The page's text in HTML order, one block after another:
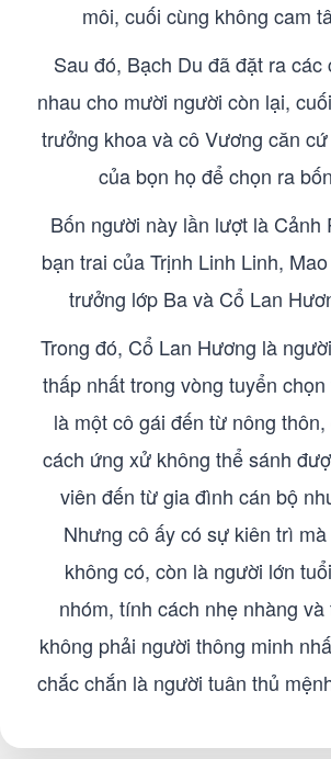
môi, cuối cùng không cam
Sau đó, Bạch Du đã đặt ra các
nhau cho mười người còn lại,
trưởng khoa và cô Vương căn
của bọn họ để chọn ra
Bốn người này lần lượt là Cảnh
bạn trai của Trịnh Linh Linh,
trưởng lớp Ba và Cổ Lan
Trong đó, Cổ Lan Hương là
thấp nhất trong vòng tuyển
là một cô gái đến từ nông
cách ứng xử không thể sánh
viên đến từ gia đình cán bộ
Nhưng cô ấy có sự kiên trì
không có, còn là người lớn
nhóm, tính cách nhẹ nhàng và
không phải người thông minh
chắc chắn là người tuân thủ